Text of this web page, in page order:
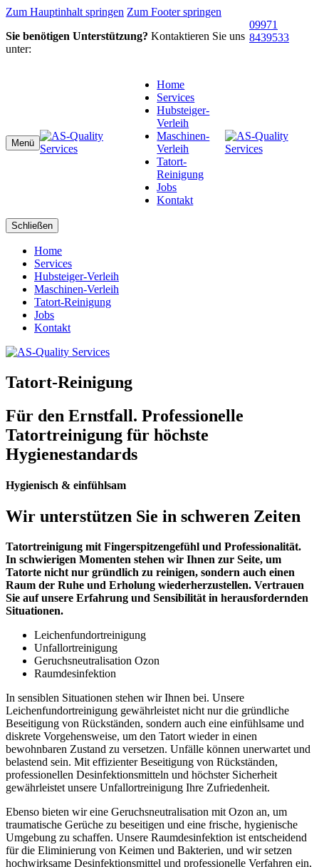
Zum Hauptinhalt springen Zum Footer springen
Sie benötigen Unterstützung? Kontaktieren Sie uns
unter:
09971
8439533
Menü
Home
Services
Hubsteiger-
Verleih
Maschinen-
Verleih
Tatort-
Reinigung
Jobs
Kontakt
Schließen
Home
Services
Hubsteiger-Verleih
Maschinen-Verleih
Tatort-Reinigung
Jobs
Kontakt
Tatort-Reinigung
Für den Ernstfall. Professionelle
Tatortreinigung für höchste
Hygienestandards
Hygienisch & einfühlsam
Wir unterstützen Sie in schweren Zeiten
Tatortreinigung mit Fingerspitzengefühl und Professionalität.
In schwierigen Momenten stehen wir Ihnen zur Seite, um
Tatorte nicht nur gründlich zu reinigen, sondern auch einen
Raum der Ruhe und Erholung wiederherzustellen. Vertrauen
Sie auf unsere Erfahrung und Sensibilität in herausfordernden
Situationen.
Leichenfundortreinigung
Unfallortreinigung
Geruchsneutralisation Ozon
Raumdesinfektion
In sensiblen Situationen stehen wir Ihnen bei. Unsere
Leichenfundortreinigung gewährleistet nicht nur die gründliche
Beseitigung von Rückständen, sondern auch eine einfühlsame und
diskrete Vorgehensweise, um den Tatort wieder in einen
bewohnbaren Zustand zu versetzen. Unfälle können unerwartet und
belastend sein. Mit effizienter Beseitigung von Rückständen,
professionellen Desinfektionsmitteln und höchster Sicherheit
gewährleistet unsere Unfallortreinigung Ihre Zufriedenheit.
Ebenso bieten wir eine Geruchsneutralisation mit Ozon an, um
traumatische Gerüche zu beseitigen und eine frische, hygienische
Umgebung zu schaffen. Unsere Raumdesinfektion ist entscheidend
für die Eliminierung von Keimen und Bakterien, und wir setzen
hochwirksame Desinfektionsmittel und professionelle Verfahren ein,